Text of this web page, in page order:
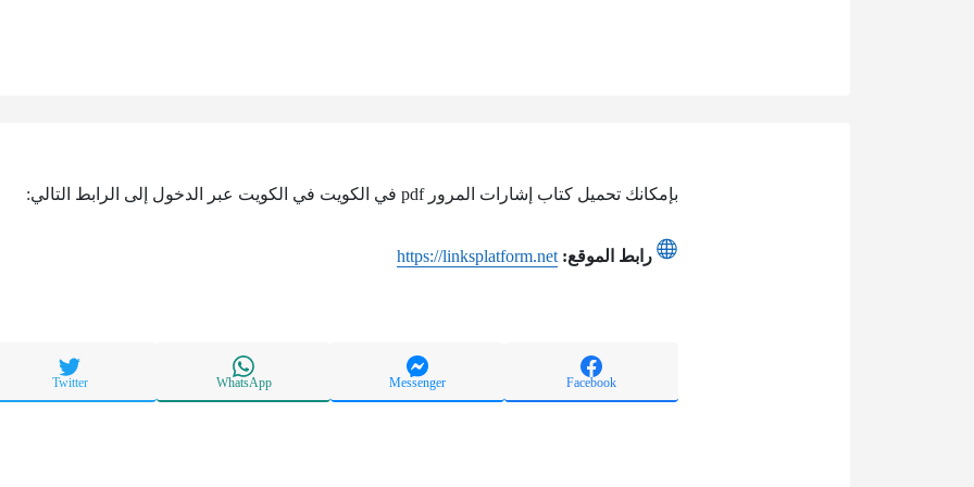
بإمكانك تحميل كتاب إشارات المرور‎pdf ‎ في الكويت في الكويت عبر الدخول إلى الرابط التالي:
رابط الموقع: https://linksplatform.net
Facebook
Messenger
WhatsApp
Twitter